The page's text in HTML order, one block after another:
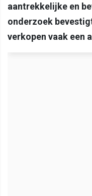
aantrekkelijke en
onderzoek
verkopen vaak een